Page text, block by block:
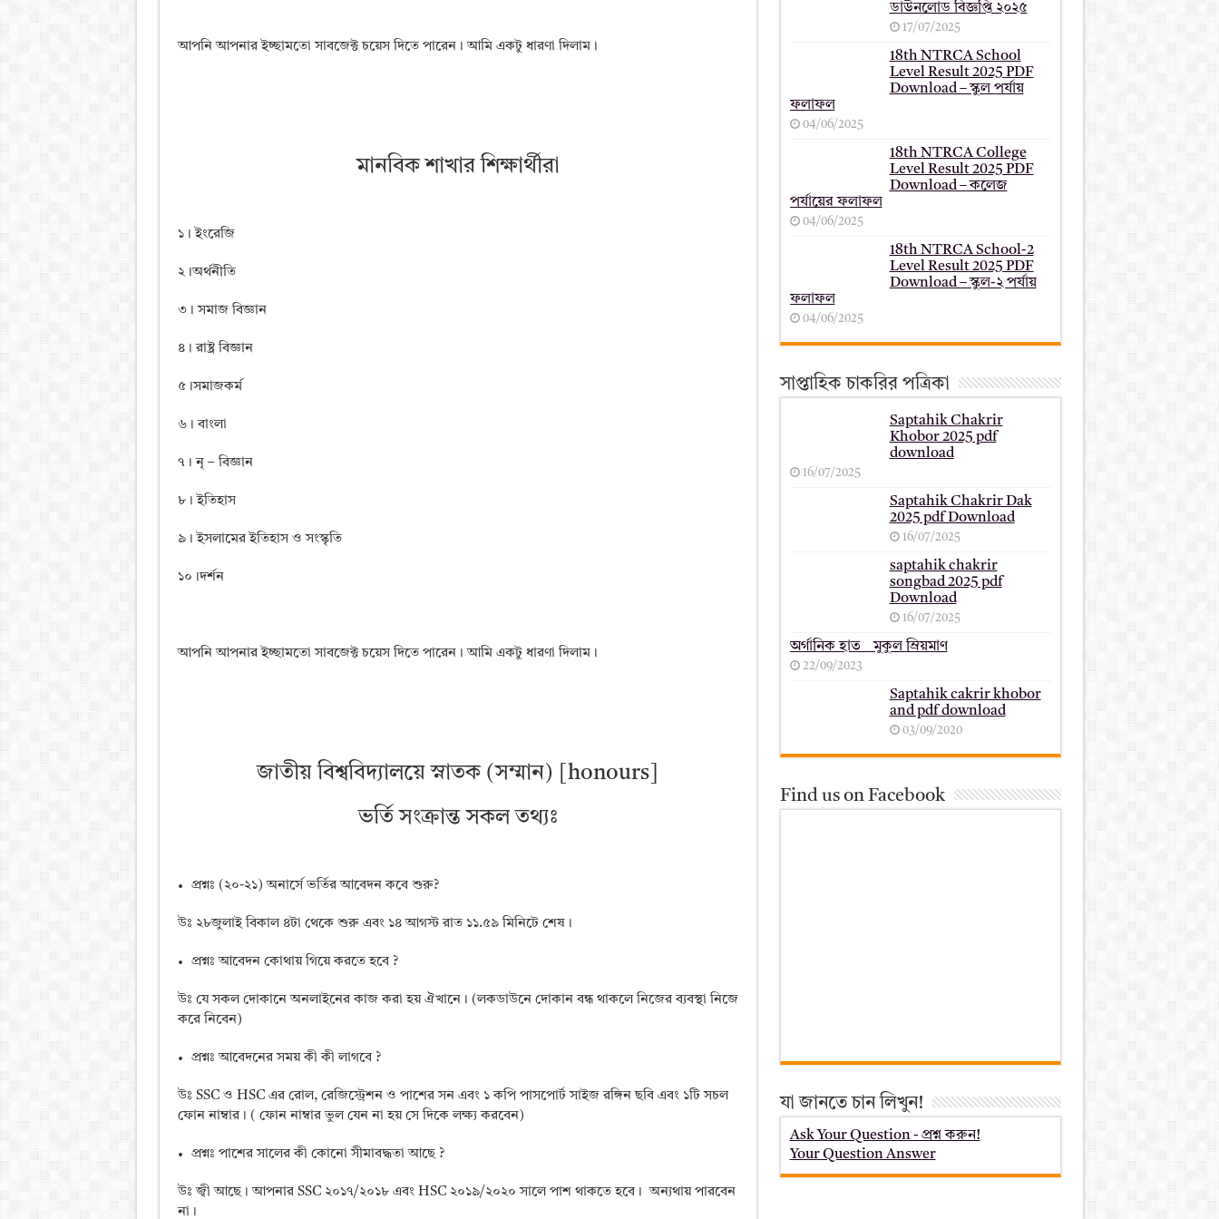
আপনি আপনার ইচ্ছামতো সাবজেক্ট চয়েস দিতে পারেন। আমি একটু ধারণা দিলাম।
মানবিক শাখার শিক্ষার্থীরা
১। ইংরেজি
২।অর্থনীতি
৩। সমাজ বিজ্ঞান
৪। রাষ্ট্র বিজ্ঞান
৫।সমাজকর্ম
৬। বাংলা
৭। নৃ – বিজ্ঞান
৮। ইতিহাস
৯। ইসলামের ইতিহাস ও সংস্কৃতি
১০।দর্শন
আপনি আপনার ইচ্ছামতো সাবজেক্ট চয়েস দিতে পারেন। আমি একটু ধারণা দিলাম।
জাতীয় বিশ্ববিদ্যালয়ে স্নাতক (সম্মান) [honours]
ভর্তি সংক্রান্ত সকল তথ্যঃ
প্রশ্নঃ (২০-২১) অনার্সে ভর্তির আবেদন কবে শুরু?
উঃ ২৮জুলাই বিকাল ৪টা থেকে শুরু এবং ১৪ আগস্ট রাত ১১.৫৯ মিনিটে শেষ।
প্রশ্নঃ আবেদন কোথায় গিয়ে করতে হবে ?
উঃ যে সকল দোকানে অনলাইনের কাজ করা হয় ঐখানে। (লকডাউনে দোকান বন্ধ থাকলে নিজের ব্যবস্থা নিজে
করে নিবেন)
প্রশ্নঃ আবেদনের সময় কী কী লাগবে ?
উঃ SSC ও HSC এর রোল, রেজিস্ট্রেশন ও পাশের সন এবং ১ কপি পাসপোর্ট সাইজ রঙ্গিন ছবি এবং ১টি সচল
ফোন নাম্বার। ( ফোন নাম্বার ভুল যেন না হয় সে দিকে লক্ষ্য করবেন)
প্রশ্নঃ পাশের সালের কী কোনো সীমাবদ্ধতা আছে ?
উঃ জ্বী আছে। আপনার SSC ২০১৭/২০১৮ এবং HSC ২০১৯/২০২০ সালে পাশ থাকতে হবে। অন্যথায় পারবেন
না।
ডাউনলোড বিজ্ঞপ্তি ২০২৫
17/07/2025
18th NTRCA School
Level Result 2025 PDF
Download – স্কুল পর্যায়
ফলাফল
04/06/2025
18th NTRCA College
Level Result 2025 PDF
Download – কলেজ
পর্যায়ের ফলাফল
04/06/2025
18th NTRCA School-2
Level Result 2025 PDF
Download – স্কুল-২ পর্যায়
ফলাফল
04/06/2025
সাপ্তাহিক চাকরির পত্রিকা
Saptahik Chakrir
Khobor 2025 pdf
download
16/07/2025
Saptahik Chakrir Dak
2025 pdf Download
16/07/2025
saptahik chakrir
songbad 2025 pdf
Download
16/07/2025
অর্গানিক হাত _ মুকুল ম্রিয়মাণ
22/09/2023
Saptahik cakrir khobor
and pdf download
03/09/2020
Find us on Facebook
যা জানতে চান লিখুন!
Ask Your Question - প্রশ্ন করুন!
Your Question Answer